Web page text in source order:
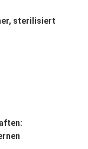
sterilisiert